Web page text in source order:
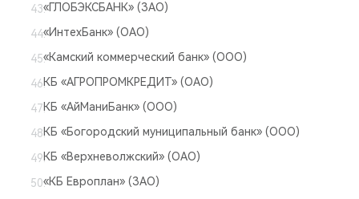
«ГЛОБЭКСБАНК» (ЗАО)
«ИнтехБанк» (ОАО)
«Камский коммерческий банк» (ООО)
КБ «АГРОПРОМКРЕДИТ» (ОАО)
КБ «АйМаниБанк» (ООО)
КБ «Богородский муниципальный банк» (ООО)
КБ «Верхневолжский» (ОАО)
«КБ Европлан» (ЗАО)